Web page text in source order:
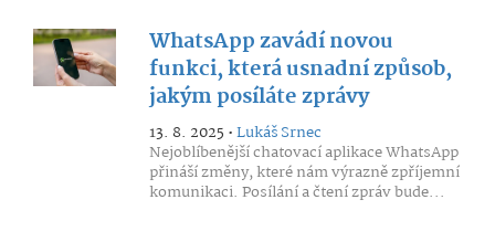
WhatsApp zavádí novou
funkci, která usnadní způsob,
jakým posíláte zprávy
13. 8. 2025 •Lukáš Srnec
Nejoblíbenější chatovací aplikace WhatsApp
přináší změny, které nám výrazně zpříjemní
komunikaci. Posílání a čtení zpráv bude...